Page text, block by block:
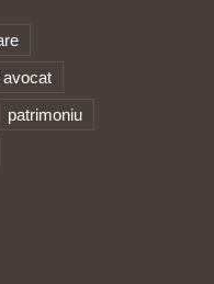
avocat
patrimoniu